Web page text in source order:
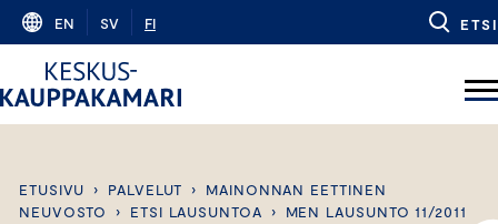
Skip
content
EN SV FI ETSI
ETUSIVU › PALVELUT ›
MAINONNAN EETTINEN
NEUVOSTO
› ETSI LAUSUNTOA ›
MEN LAUSUNTO 11/2011